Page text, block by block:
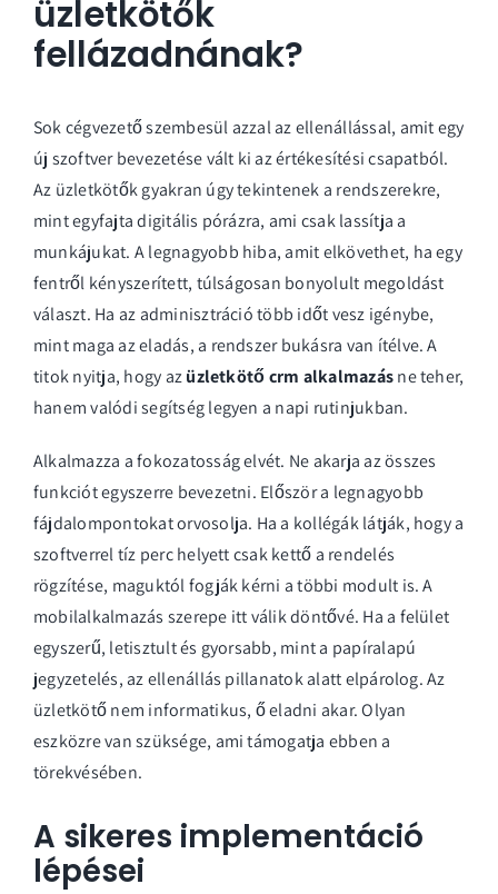
üzletkötők
fellázadnának?
Sok cégvezető szembesül azzal az ellenállással, amit egy
új szoftver bevezetése vált ki az értékesítési csapatból.
Az üzletkötők gyakran úgy tekintenek a rendszerekre,
mint egyfajta digitális pórázra, ami csak lassítja a
munkájukat. A legnagyobb hiba, amit elkövethet, ha egy
fentről kényszerített, túlságosan bonyolult megoldást
választ. Ha az adminisztráció több időt vesz igénybe,
mint maga az eladás, a rendszer bukásra van ítélve. A
titok nyitja, hogy azüzletkötő crm alkalmazásne teher,
hanem valódi segítség legyen a napi rutinjukban.
Alkalmazza a fokozatosság elvét. Ne akarja az összes
funkciót egyszerre bevezetni. Először a legnagyobb
fájdalompontokat orvosolja. Ha a kollégák látják, hogy a
szoftverrel tíz perc helyett csak kettő a rendelés
rögzítése, maguktól fogják kérni a többi modult is. A
mobilalkalmazás szerepe itt válik döntővé. Ha a felület
egyszerű, letisztult és gyorsabb, mint a papíralapú
jegyzetelés, az ellenállás pillanatok alatt elpárolog. Az
üzletkötő nem informatikus, ő eladni akar. Olyan
eszközre van szüksége, ami támogatja ebben a
törekvésében.
A sikeres implementáció
lépései